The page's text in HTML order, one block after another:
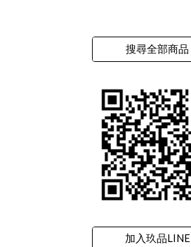
搜尋全部商品
加入玖品LINE